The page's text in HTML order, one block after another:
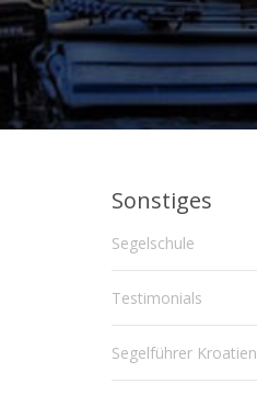
Sonstiges
Segelschule
Testimonials
Segelführer Kroatien